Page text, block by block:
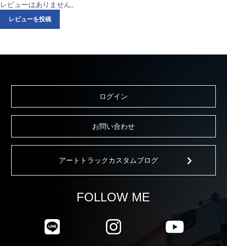
レビューはありません。
レビューを投稿
ログイン
お問い合わせ
アートトラックカスタムブログ
FOLLOW ME